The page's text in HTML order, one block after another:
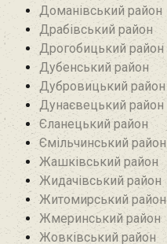
Доманівський район‎
Драбівський район‎
Дрогобицький район
Дубенський район
Дубровицький район‎
Дунаєвецький район
Єланецький район‎
Ємільчинський район
Жашківський район
Жидачівський район
Житомирський район
Жмеринський район
Жовківський район